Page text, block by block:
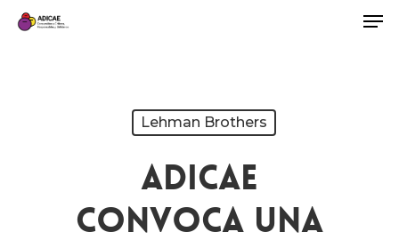
Lehman Brothers
ADICAE
Convoca Una